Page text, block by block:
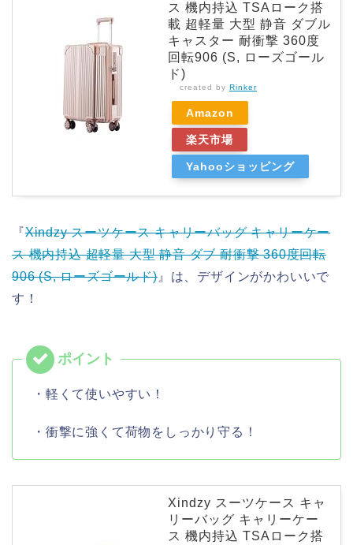
ス 機内持込 TSAローク搭
載 超軽量 大型 静音 ダブル
キャスター 耐衝撃 360度
回転906 (S, ローズゴール
ド)
created by Rinker
Amazon
楽天市場
Yahooショッピング
『Xindzy スーツケース キャリーバッグ キャリーケー
ス 機内持込 超軽量 大型 静音 ダブ 耐衝撃 360度回転
906 (S, ローズゴールド)』は、デザインがかわいいで
す！
・軽くて使いやすい！
・衝撃に強くて荷物をしっかり守る！
Xindzy スーツケース キャ
リーバッグ キャリーケー
ス 機内持込 TSAローク搭